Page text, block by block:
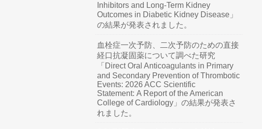
Inhibitors and Long-Term Kidney
Outcomes in Diabetic Kidney Disease」
の結果が発表されました。
血栓症一次予防、二次予防のための直接
経口抗凝固薬について調べた研究
「Direct Oral Anticoagulants in Primary
and Secondary Prevention of Thrombotic
Events: 2026 ACC Scientific
Statement: A Report of the American
College of Cardiology」の結果が発表さ
れました。